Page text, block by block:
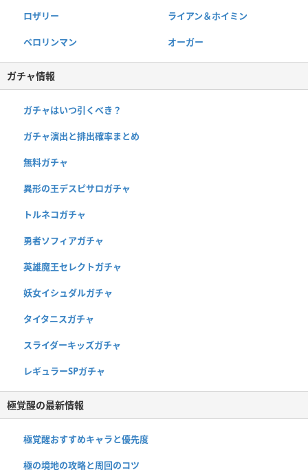
ロザリー ライアン＆ホイミン
ベロリンマン オーガー
ガチャ情報
ガチャはいつ引くべき？
ガチャ演出と排出確率まとめ
無料ガチャ
異形の王デスピサロガチャ
トルネコガチャ
勇者ソフィアガチャ
英雄魔王セレクトガチャ
妖女イシュダルガチャ
タイタニスガチャ
スライダーキッズガチャ
レギュラーSPガチャ
極覚醒の最新情報
極覚醒おすすめキャラと優先度
極の境地の攻略と周回のコツ